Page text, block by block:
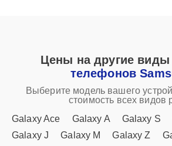
Цены на другие виды
телефонов
Выберите модель вашего
стоимость всех видов
Galaxy Ace
Galaxy A Galaxy S
Galaxy J
Galaxy M Galaxy Z